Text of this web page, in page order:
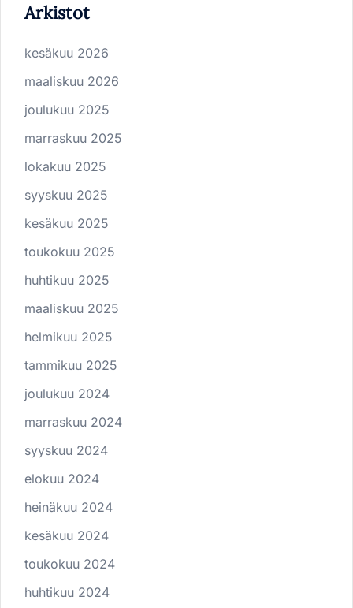
Arkistot
kesäkuu 2026
maaliskuu 2026
joulukuu 2025
marraskuu 2025
lokakuu 2025
syyskuu 2025
kesäkuu 2025
toukokuu 2025
huhtikuu 2025
maaliskuu 2025
helmikuu 2025
tammikuu 2025
joulukuu 2024
marraskuu 2024
syyskuu 2024
elokuu 2024
heinäkuu 2024
kesäkuu 2024
toukokuu 2024
huhtikuu 2024